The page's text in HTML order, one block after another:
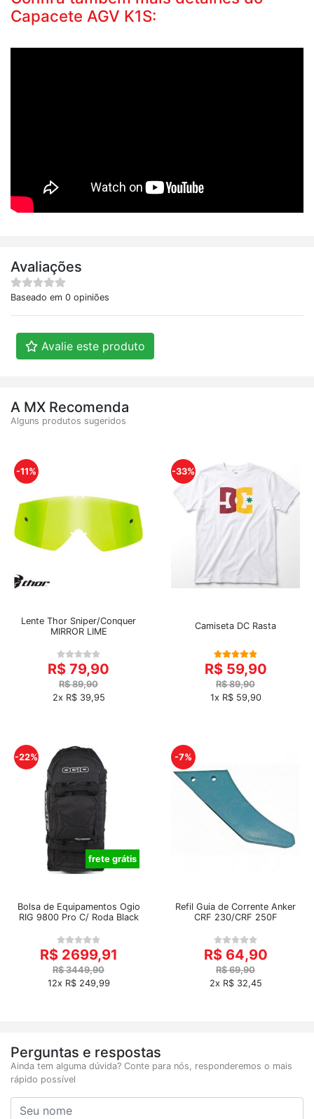
Capacete AGV K1S:
Avaliações
Baseado em 0 opiniões
Avalie este produto
A MX Recomenda
Alguns produtos sugeridos
-11%
Lente Thor Sniper/Conquer
MIRROR LIME
R$ 79,90
R$ 89,90
2x R$ 39,95
-33%
Camiseta DC Rasta
R$ 59,90
R$ 89,90
1x R$ 59,90
-22%
frete grátis
Bolsa de Equipamentos Ogio
RIG 9800 Pro C/ Roda Black
R$ 2699,91
R$ 3449,90
12x R$ 249,99
-7%
Refil Guia de Corrente Anker
CRF 230/CRF 250F
R$ 64,90
R$ 69,90
2x R$ 32,45
Perguntas e respostas
Ainda tem alguma dúvida? Conte para nós, responderemos o mais
rápido possível